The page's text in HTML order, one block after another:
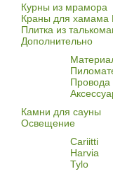
Курны из мрамора
Краны для хамама
Плитка из
Дополнительно
Провода
Камни для сауны
Освещение
Cariitti
Harvia
Tylo